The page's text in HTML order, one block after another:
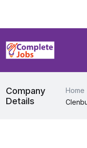
Company
Details
Home